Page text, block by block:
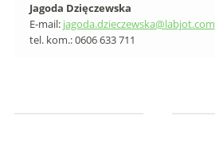
Jagoda Dzięczewska
E-mail: jagoda.dzieczewska@labjot.com
tel. kom.: 0606 633 711